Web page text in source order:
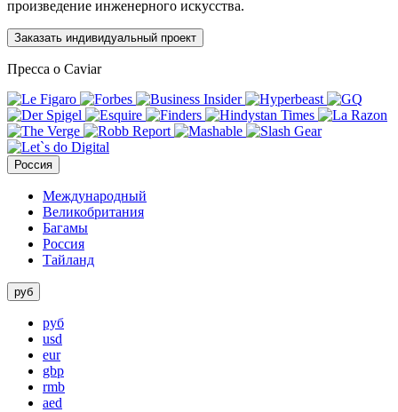
произведение инженерного искусства.
Заказать индивидуальный проект
Пресса о Caviar
Россия
Международный
Великобритания
Багамы
Россия
Тайланд
руб
руб
usd
eur
gbp
rmb
aed